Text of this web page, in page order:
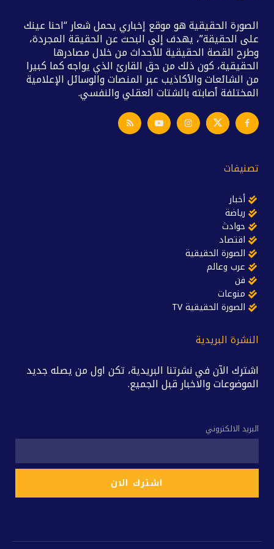
الصورة الحقيقية هو موقع إخباري يحمل شعار “احنا عينك
على الحقيقة”، يهدف إلى البحث عن الحقيقة المجردة،
وطرح القصة الحقيقية للأحداث من خلال مصادرها
الحقيقية، كون ذلك من حق القارئ الذي يواجه كما كبيرا
من الشائعات والأكاذيب عبر المنصات والوسائل الإعلامية
المختلفة أصابته بالشتات العقلي والنفسي.
تصنيفات
أخبار
رياضة
حوادث
اقتصاد
الصورة الحقيقية
عرب وعالم
فن
منوعات
الصورة الحقيقية TV
النشرة البريدية
اشترك الآن في نشرتنا البريدية، تكن اول من يصله جديد
الموضوعات والاخبار قبل الجميع.
البريد الالكتروني